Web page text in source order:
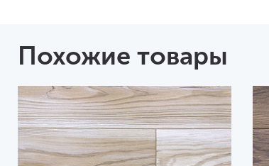
Похожие товары